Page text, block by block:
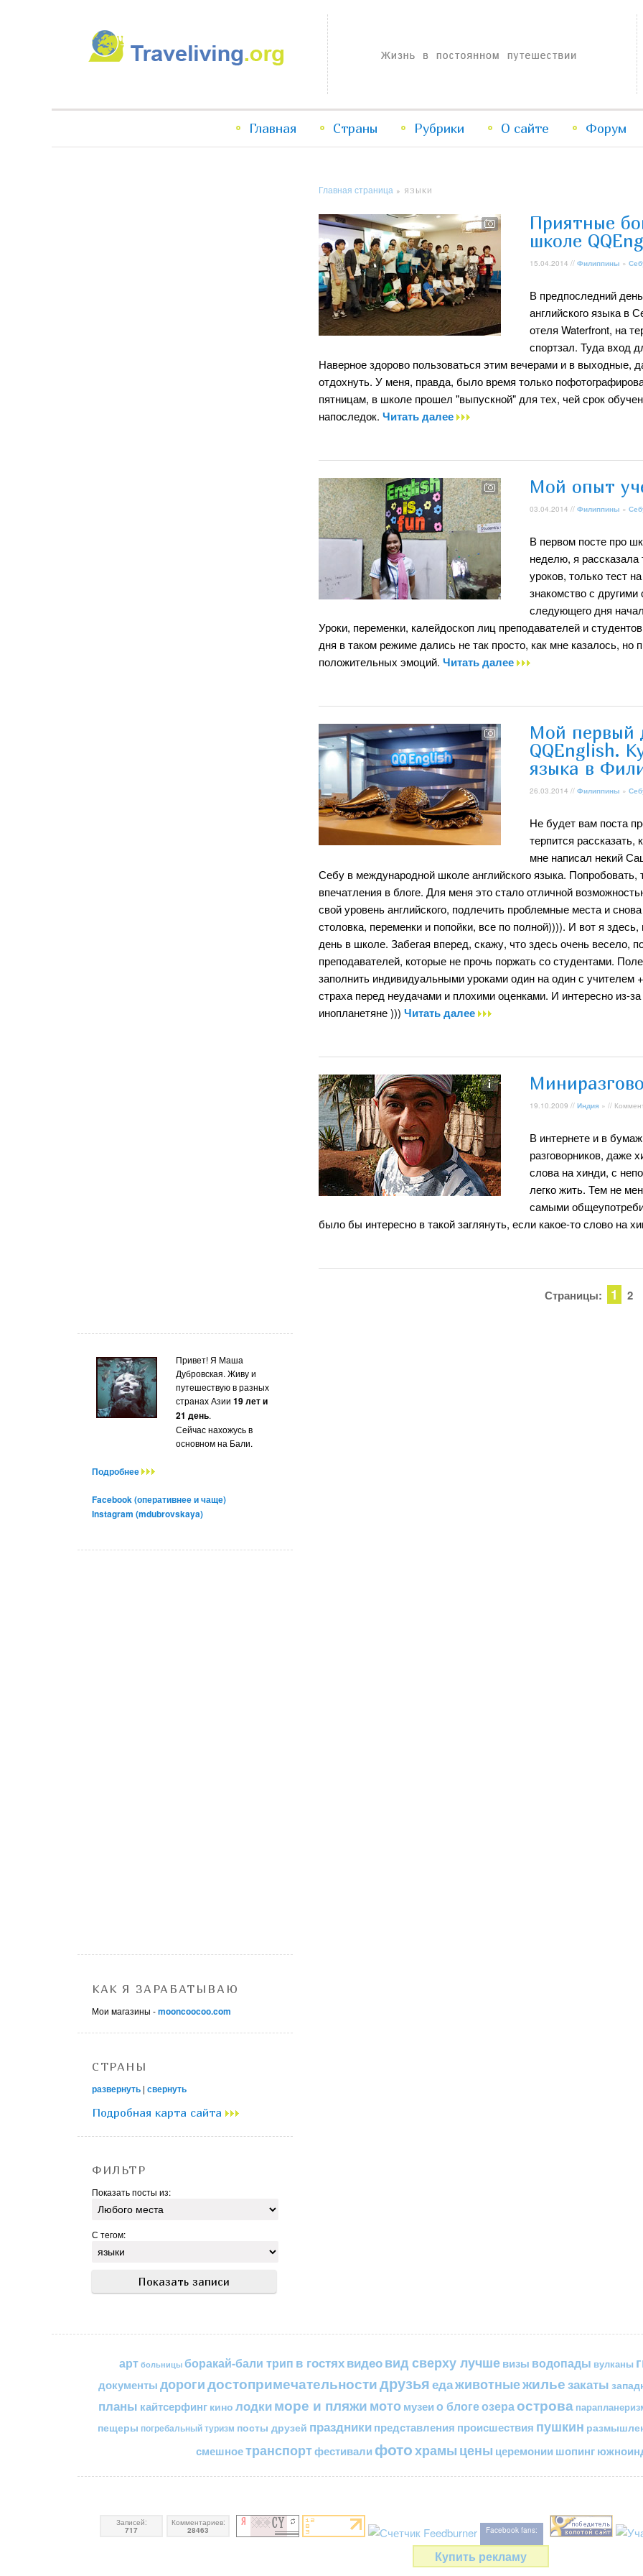
Traveliving
Жизнь в постоянном путешествии
Перейти
содержимому
Перейти
содержимому
Главная Страны Рубрики О сайте Форум
Главная страница » ЯЗЫКИ
Приятные
школе
15.04.2014 // Филиппины »
В предпоследний
английского языка в
отеля Waterfront, на
спортзал. Туда вход
Наверное здорово пользоваться этим вечерами и в выходные,
отдохнуть. У меня, правда, было время только
пятницам, в школе прошел "выпускной" для тех, чей срок
напоследок. Читать далее
Мой опыт
03.04.2014 // Филиппины »
В первом посте про
неделю, я
уроков, только тест
знакомство с
следующего дня
Уроки, переменки, калейдоскоп лиц преподавателей и
дня в таком режиме дались не так просто, как мне казалось,
положительных эмоций. Читать далее
Мой первый
QQEnglish.
языка в
26.03.2014 // Филиппины »
Не будет вам поста
терпится
мне написал некий
Себу в международной школе английского языка. Попробовать,
впечатления в блоге. Для меня это стало отличной
свой уровень английского, подлечить проблемные места и
столовка, переменки и попойки, все по полной)))). И вот я
день в школе. Забегая вперед, скажу, что здесь очень весело,
преподавателей, которые не прочь поржать со студентами.
заполнить индивидуальными уроками один на один с учителем
страха перед неудачами и плохими оценками. И интересно из-
инопланетяне ))) Читать далее
19.10.2009 // Индия » //
В интернете и в
разговорников, даже
слова на хинди, с
легко жить. Тем не
самыми
было бы интересно в такой заглянуть, если какое-то слово на
Страницы: 1 2
Привет! Я Маша
Дубровская. Живу и
путешествую в разных
странах Азии 19 лет и
21 день.
Сейчас нахожусь в
основном на Бали.
Подробнее
Facebook (оперативнее и чаще)
Instagram (mdubrovskaya)
КАК Я ЗАРАБАТЫВАЮ
Мои магазины -mooncoocoo.com
СТРАНЫ
развернуть | свернуть
Подробная карта сайта
ФИЛЬТР
Показать посты из:
С тегом:
арт больницы боракай-бали трип в гостяхвидеовид сверху лучше визы водопады вулканы
документыдорогидостопримечательностидрузьяедаживотныежильезакаты
планы кайтсерфинг кино лодкиморе и пляжимото музеи о блогеозераострова
пещеры погребальный туризм посты друзей праздникипредставления происшествия пушкин
смешноетранспортфестивали фотохрамы цены церемонии шопинг
Записей:
717
Комментариев:
28463 Facebook fans:
Купить рекламу